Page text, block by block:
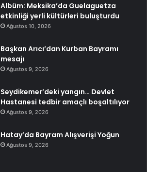
Albüm: Meksika’da Guelaguetza
etkinliği yerli kültürleri buluşturdu
Ağustos 10, 2026
Başkan Arıcı’dan Kurban Bayramı
mesajı
Ağustos 9, 2026
Seydikemer’deki yangın… Devlet
Hastanesi tedbir amaçlı boşaltılıyor
Ağustos 9, 2026
Hatay’da Bayram Alışverişi Yoğun
Ağustos 9, 2026